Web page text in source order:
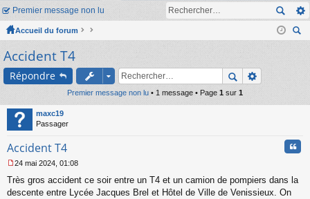
ac
co
ci
s
on
ne
ns
cri
Premier message non lu
Accueil du forum
Accident T4
Répondre
Premier message non lu • 1 message • Page 1 sur 1
maxc19
Passager
Accident T4
e
s
24 mai 2024, 01:08
Très gros accident ce soir entre un T4 et un camion de pompiers dans la
descente entre Lycée Jacques Brel et Hôtel de Ville de Venissieux. On